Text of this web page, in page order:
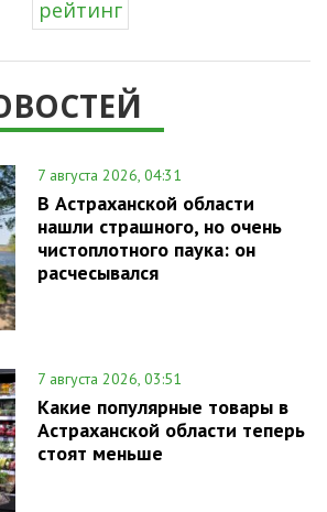
рейтинг
7 августа 2026, 04:31
В Астраханской области
нашли страшного, но очень
чистоплотного паука: он
расчесывался
7 августа 2026, 03:51
Какие популярные товары в
Астраханской области теперь
стоят меньше